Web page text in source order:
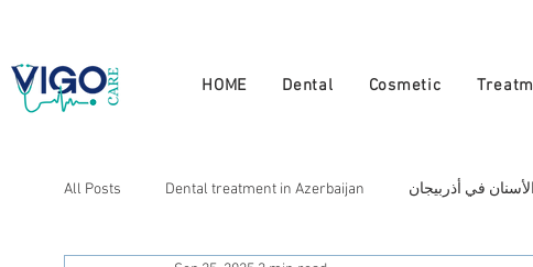
HOME Dental Cosmetic
All Posts Dental treatment in Azerbaijan في أذربيجان